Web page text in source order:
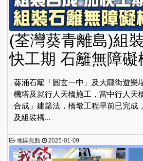
(荃灣葵青離島)組
快工期 石籬無障礙
葵涌石籬「圓玄一中」及大隴街遊樂
機塔及就行人天橋施工，當中行人天
合成」建築法，橋墩工程早前已完成
及組裝橋...
地區焦點 2025-01-09